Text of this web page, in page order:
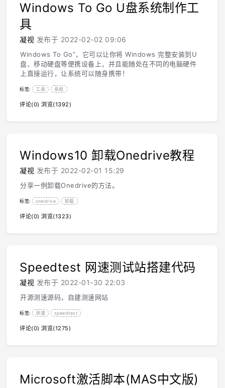
Windows To Go U盘系统制作工
具
凝视 发布于 2022-02-02 09:06
Windows To Go”，它可以让你将 Windows 完整安装到U
盘、移动硬盘等便携设备上，并且能随处在不同的电脑硬件
上直接运行，让系统可以随身携带！
标签: 工具 系统
评论(0) 浏览(1392)
Windows10 卸载Onedrive教程
凝视 发布于 2022-02-01 15:29
分享一例卸载Onedrive的方法。
标签: onedrive 卸载
评论(0) 浏览(1323)
Speedtest 网速测试站搭建代码
凝视 发布于 2022-01-30 22:03
开源测速源码，自建测速网站
标签: 测速 speedtest
评论(0) 浏览(1275)
Microsoft激活脚本(MAS中文版)